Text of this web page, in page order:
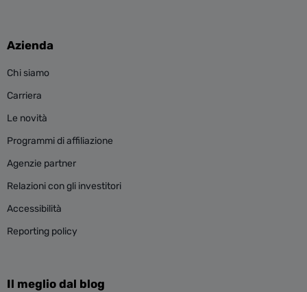
Azienda
Chi siamo
Carriera
Le novità
Programmi di affiliazione
Agenzie partner
Relazioni con gli investitori
Accessibilità
Reporting policy
Il meglio dal blog